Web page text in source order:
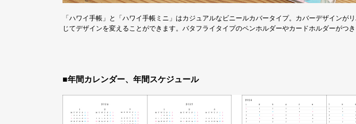
「ハワイ手帳」と「ハワイ手帳ミニ」はカジュアルなビニールカバータイプ。カバーデザインが
じてデザインを変えることができます。バタフライタイプのペンホルダーやカードホルダーがつき
■年間カレンダー、年間スケジュール